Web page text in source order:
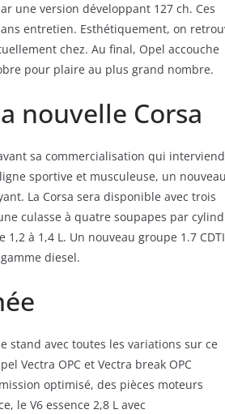
une version développant 127 ch. Ces
entretien. Esthétiquement, on
chez. Au final, Opel accouche
pour plaire au plus grand nombre.
nouvelle Corsa
sa commercialisation qui
sportive et musculeuse, un nouveau
La Corsa sera disponible avec trois
culasse à quatre soupapes par
à 1,4 L. Un nouveau groupe 1.7
diesel.
stand avec toutes les variations sur ce
Vectra OPC et Vectra break OPC
optimisé, des pièces moteurs
le V6 essence 2,8 L avec